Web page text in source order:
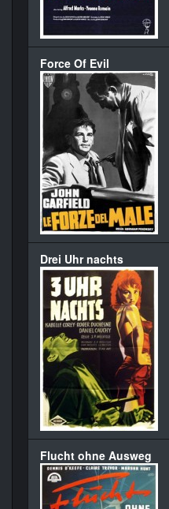
Force Of Evil
Drei Uhr nachts
Flucht ohne Ausweg